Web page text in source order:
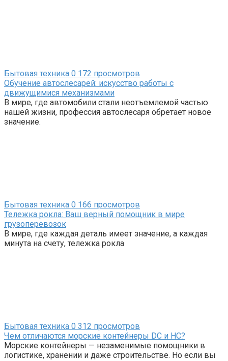
Бытовая техника 0 172 просмотров
Обучение автослесарей: искусство работы с
движущимися механизмами
В мире, где автомобили стали неотъемлемой частью
нашей жизни, профессия автослесаря обретает новое
значение.
Бытовая техника 0 166 просмотров
Тележка рокла: Ваш верный помощник в мире
грузоперевозок
В мире, где каждая деталь имеет значение, а каждая
минута на счету, тележка рокла
Бытовая техника 0 312 просмотров
Чем отличаются морские контейнеры DC и HC?
Морские контейнеры — незаменимые помощники в
логистике, хранении и даже строительстве. Но если вы